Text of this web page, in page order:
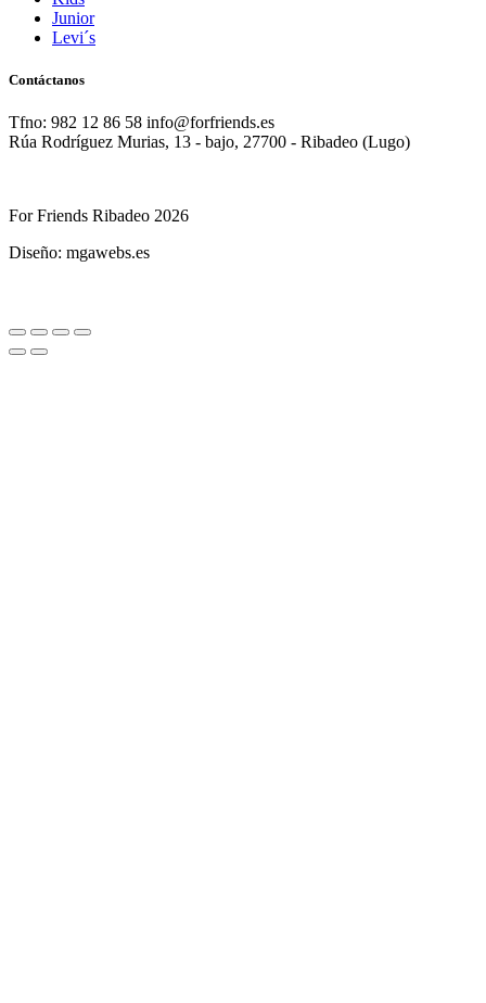
Junior
Levi´s
Contáctanos
Tfno: 982 12 86 58 info@forfriends.es
Rúa Rodríguez Murias, 13 - bajo, 27700 - Ribadeo (Lugo)
For Friends Ribadeo 2026
Diseño: mgawebs.es